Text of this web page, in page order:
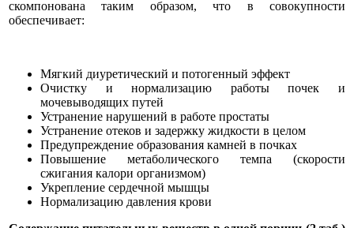
скомпонована таким образом, что в совокупности
обеспечивает:
Мягкий диуретический и потогенный эффект
Очистку и нормализацию работы почек и
мочевыводящих путей
Устранение нарушений в работе простаты
Устранение отеков и задержку жидкости в целом
Предупреждение образования камней в почках
Повышение метаболического темпа (скорости
сжигания калори организмом)
Укрепление сердечной мышцы
Нормализацию давления крови